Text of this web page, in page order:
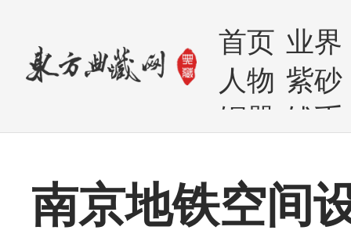
首页 业界
人物 紫砂
铜器
钱币
南京地铁空间